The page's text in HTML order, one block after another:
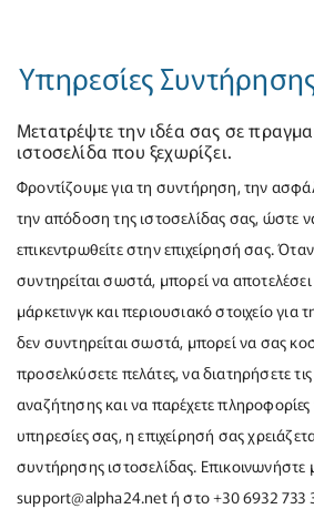
Υπηρεσίες
Μετατρέψτε την ιδέα σας σε
ιστοσελίδα που ξεχωρίζει.
Φροντίζουμε για τη συντήρηση, την
την απόδοση της ιστοσελίδας σας, ώστε
επικεντρωθείτε στην επιχείρησή σας.
συντηρείται σωστά, μπορεί να
μάρκετινγκ και περιουσιακό στοιχείο για
δεν συντηρείται σωστά, μπορεί να σας
προσελκύσετε πελάτες, να διατηρήσετε
αναζήτησης και να παρέχετε πληροφορίες
υπηρεσίες σας, η επιχείρησή σας
συντήρησης ιστοσελίδας.
support@alpha24.net ή στο +30 6932 733